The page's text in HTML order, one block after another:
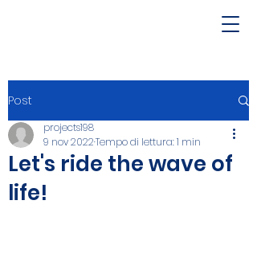
Post
Let's ride the wave of
life!
projects198
9 nov 2022Tempo di lettura: 1 min